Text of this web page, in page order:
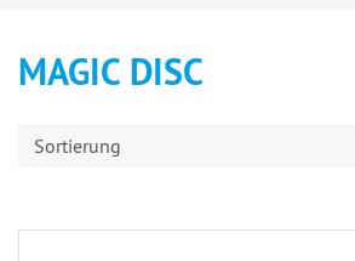
MAGIC DISC
Sortierung